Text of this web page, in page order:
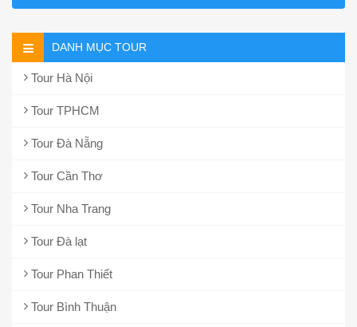
DANH MỤC TOUR
Tour Hà Nội
Tour TPHCM
Tour Đà Nẵng
Tour Cần Thơ
Tour Nha Trang
Tour Đà lạt
Tour Phan Thiết
Tour Bình Thuận